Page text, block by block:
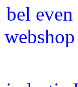
bel